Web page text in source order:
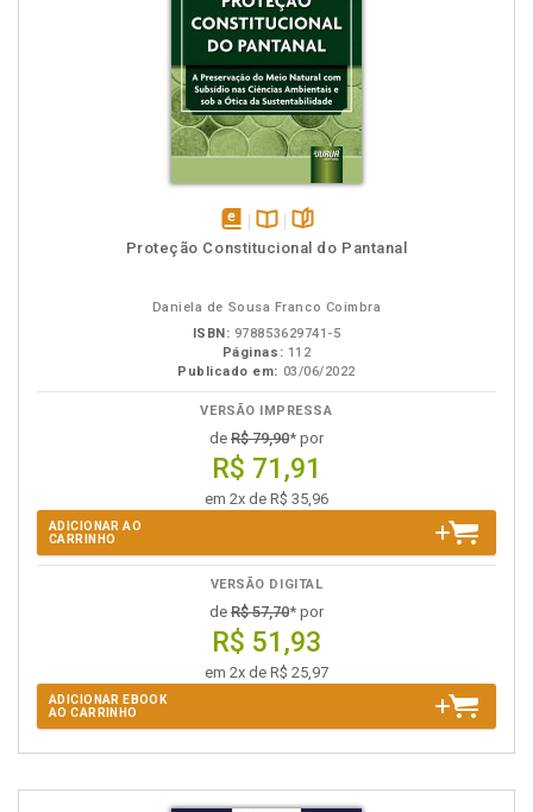
disponívelDisponível
páginas
Proteção Constitucional do Pantanal
Daniela de Sousa Franco Coimbra
ISBN: 978853629741-5
Páginas: 112
Publicado em: 03/06/2022
VERSÃO IMPRESSA
de R$ 79,90* por
R$ 71,91
em 2x de R$ 35,96
ADICIONAR AO
CARRINHO
VERSÃO DIGITAL
de R$ 57,70* por
R$ 51,93
em 2x de R$ 25,97
ADICIONAR EBOOK
AO CARRINHO